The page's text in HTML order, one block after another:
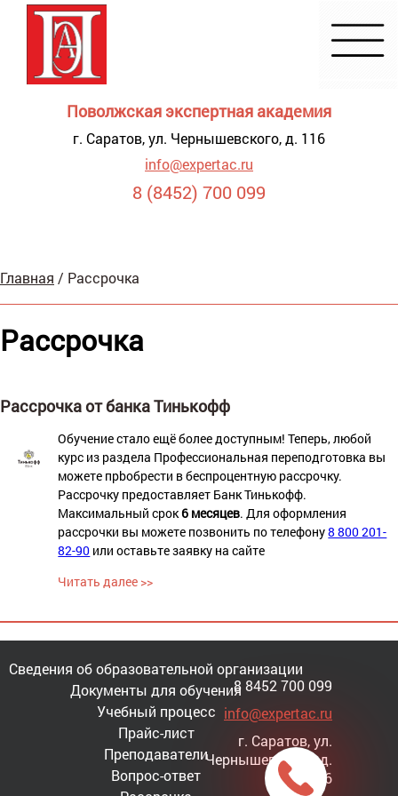
Поволжская экспертная академия
г. Саратов, ул. Чернышевского, д. 116
info@expertac.ru
8 (8452) 700 099
для
Главная / Рассрочка
Рассрочка
Рассрочка от банка Тинькофф
Обучение стало ещё более доступным! Теперь, любой
курс из раздела Профессиональная переподготовка вы
можете прbобрести в беспроцентную рассрочку.
Рассрочку предоставляет Банк Тинькофф.
Максимальный срок6 месяцев. Для оформления
рассрочки вы можете позвонить по телефону8 800 201-
82-90 или оставьте заявку на сайте
Читать далее >>
Сведения об образовательной организации
Документы для обучения
Учебный процесс
Прайс-лист
Преподаватели
Вопрос-ответ
8 8452 700 099
info@expertac.ru
г. Саратов, ул.
Чернышевского, д.
116